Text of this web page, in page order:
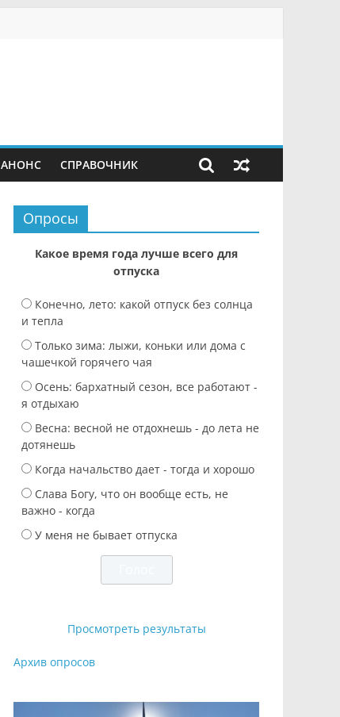
АНОНС СПРАВОЧНИК
Опросы
Какое время года лучше всего для
отпуска
Конечно, лето: какой отпуск без солнца
и тепла
Только зима: лыжи, коньки или дома с
чашечкой горячего чая
Осень: бархатный сезон, все работают -
я отдыхаю
Весна: весной не отдохнешь - до лета не
дотянешь
Когда начальство дает - тогда и хорошо
Слава Богу, что он вообще есть, не
важно - когда
У меня не бывает отпуска
Просмотреть результаты
Архив опросов